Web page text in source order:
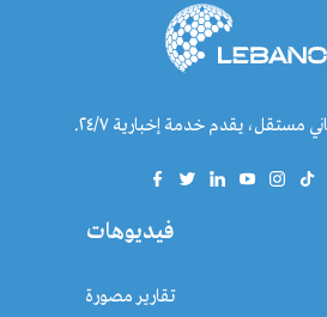
مستقل، يقدم خدمة إخبارية ٢٤/٧.
فيديوهات
تقارير مصورة